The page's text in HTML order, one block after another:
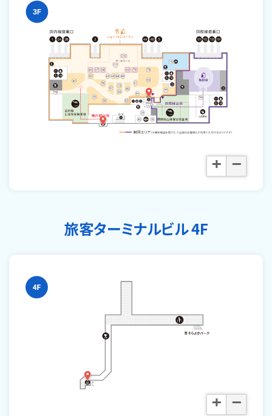
+ −
旅客ターミナルビル 4F
+ −